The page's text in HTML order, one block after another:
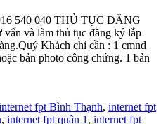
540 040 THỦ TỤC ĐĂNG
và làm thủ tục đăng ký lắp
Khách chỉ cần : 1 cmnd
bản photo công chứng. 1 bản
fpt Bình Thạnh, internet fpt
, internet fpt quận 1 , internet fpt